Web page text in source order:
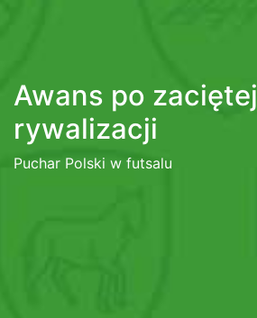
Awans po zaciętej
rywalizacji
Puchar Polski w futsalu